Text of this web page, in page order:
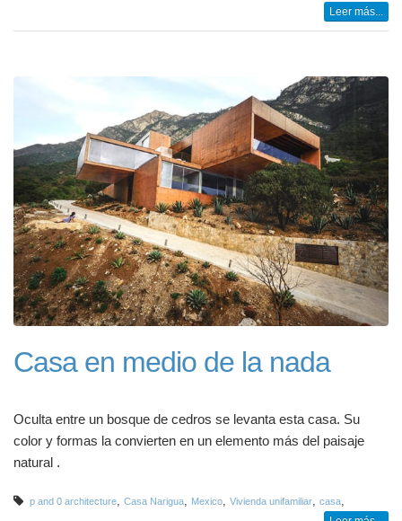
Leer más...
Casa en medio de la nada
Oculta entre un bosque de cedros se levanta esta casa. Su
color y formas la convierten en un elemento más del paisaje
natural .
p and 0 architecture Casa Narigua Mexico Vivienda unifamiliar casa